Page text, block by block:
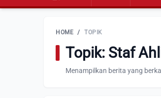
HOME / TOPIK
Topik: Staf
Menampilkan berita yang